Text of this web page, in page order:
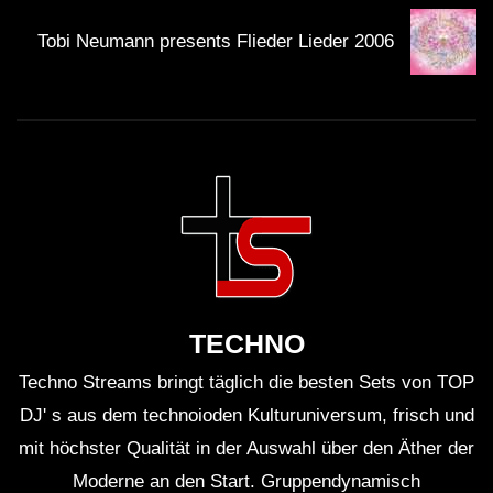
Der Club öffnet in der Regel gegen 23:00 Uhr, aber
es empfiehlt sich, frühzeitig zu kommen, um einen
Ja, der Pacha Club hat einen Dresscode, der
elegante oder stylishe Kleidung empfiehlt, um das
Wie kann ich mich auf die Atmosphäre
vorbereiten?
Bereiten Sie sich auf eine aufregende,energetische
Atmosphärevor und lassen Sie sich von der Musik
Tobi Neumann presents Flieder Lieder 2006
TECHNO
Techno Streams bringt täglich die besten Sets von TOP
DJ' s aus dem technoioden Kulturuniversum, frisch und
mit höchster Qualität in der Auswahl über den Äther der
Moderne an den Start. Gruppendynamisch